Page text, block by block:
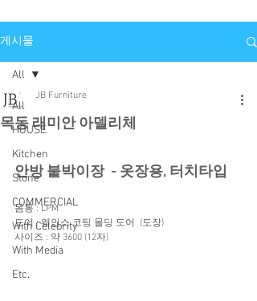
게시물
All
HOUSE
Kitchen
Stone
COMMERCIAL
With Celebrity
With Media
Etc.
All
목동 래미안 아델리체
JB Furniture
안방 붙박이장  - 옷장용, 터치타입
몸통 : LPM
도어 : 웨인스 코팅 몰딩 도어  (도장)
사이즈 : 약 3600 (12자)